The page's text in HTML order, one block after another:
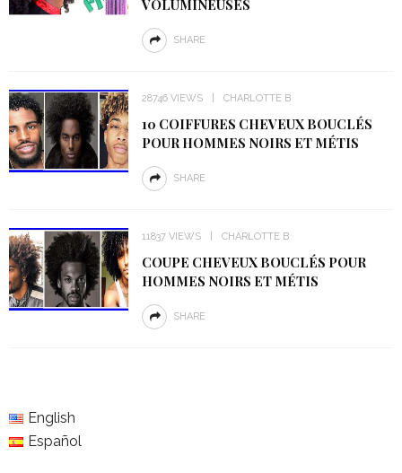
VOLUMINEUSES
SHARE
28746 VIEWS CHARLOTTE B
10 COIFFURES CHEVEUX BOUCLÉS
POUR HOMMES NOIRS ET MÉTIS
SHARE
11837 VIEWS CHARLOTTE B
COUPE CHEVEUX BOUCLÉS POUR
HOMMES NOIRS ET MÉTIS
SHARE
English
Español